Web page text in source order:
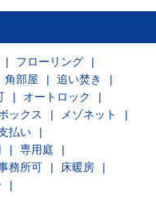
フローリング
角部屋
追い焚き
オートロック
ックス
メゾネット
払い
専用庭
務所可
床暖房